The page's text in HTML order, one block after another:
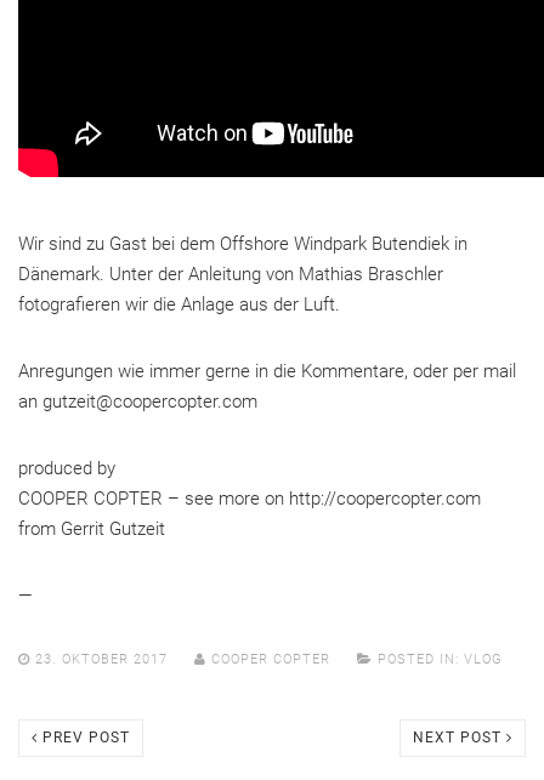
Wir sind zu Gast bei dem Offshore Windpark Butendiek in
Dänemark. Unter der Anleitung von Mathias Braschler
fotografieren wir die Anlage aus der Luft.
Anregungen wie immer gerne in die Kommentare, oder per mail
an gutzeit@coopercopter.com
produced by
COOPER COPTER – see more on http://coopercopter.com
from Gerrit Gutzeit
—
23. OKTOBER 2017 COOPER COPTER POSTED IN: VLOG
PREV POST NEXT POST